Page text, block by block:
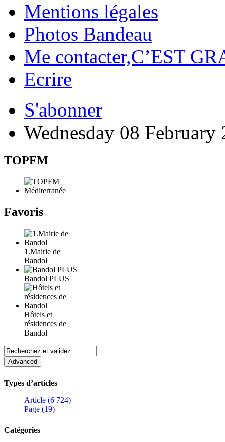
Mentions légales
Photos Bandeau
Me contacter,C’EST
Ecrire
S'abonner
Wednesday 08 February
TOPFM
Favoris
1.Mairie de
Bandol
Bandol PLUS
Hôtels et
résidences de
Bandol
Types d’articles
Article (6 724)
Page (19)
Catégories